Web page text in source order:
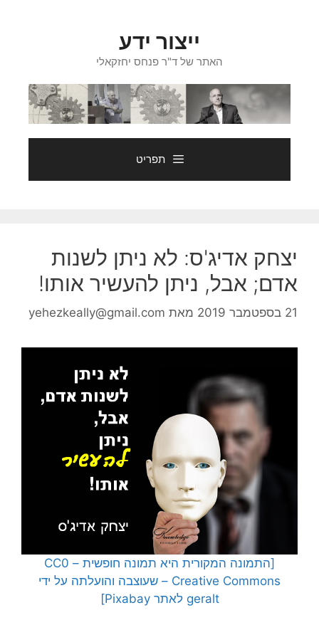
ייצור ידע
האתר של ד"ר פנחס יחזקאלי
תפריט
יצחק אדיג'ס: לא ניתן לשנות
אדם; אבל, ניתן להעשיר אותו!
21 בספטמבר 2019 מאת yehezkeally@gmail.com
[התמונה המקורית היא תמונה חופשית – CC0
Creative Commons – שעוצבה והועלתה על ידי
geralt לאתר Pixabay]